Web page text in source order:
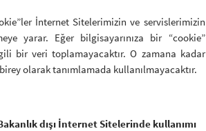
İnternet Sitelerimizin ve servislerimizin
yarar. Eğer bilgisayarınıza bir “cookie”
bir veri toplamayacaktır. O zamana kadar
olarak tanımlamada kullanılmayacaktır.
dışı İnternet Sitelerinde kullanımı